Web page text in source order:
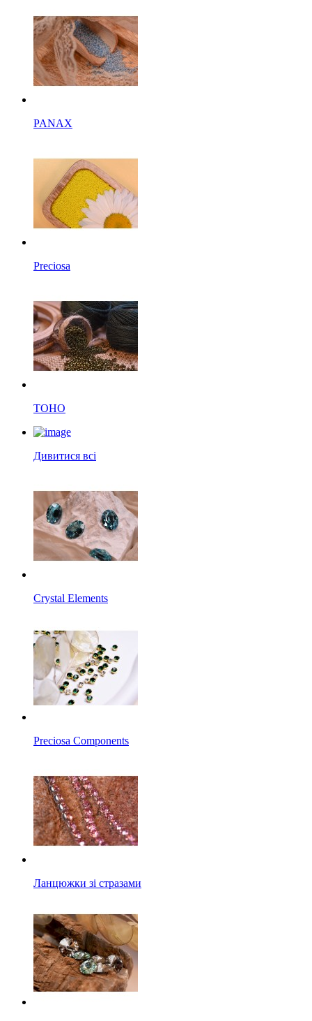
PANAX
Preciosa
TOHO
Дивитися всі
Crystal Elements
Preciosa Components
Ланцюжки зі стразами